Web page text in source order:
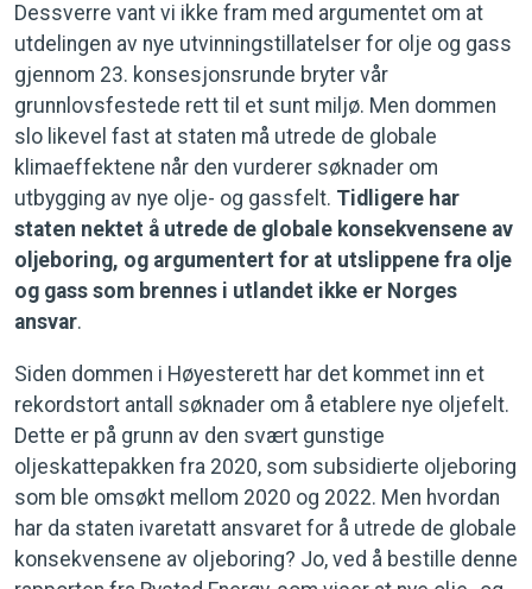
Dessverre vant vi ikke fram med argumentet om at
utdelingen av nye utvinningstillatelser for olje og gass
gjennom 23. konsesjonsrunde bryter vår
grunnlovsfestede rett til et sunt miljø. Men dommen
slo likevel fast at staten må utrede de globale
klimaeffektene når den vurderer søknader om
utbygging av nye olje- og gassfelt. Tidligere har
staten nektet å utrede de globale konsekvensene av
oljeboring, og argumentert for at utslippene fra olje
og gass som brennes i utlandet ikke er Norges
ansvar.
Siden dommen i Høyesterett har det kommet inn et
rekordstort antall søknader om å etablere nye oljefelt.
Dette er på grunn av den svært gunstige
oljeskattepakken fra 2020, som subsidierte oljeboring
som ble omsøkt mellom 2020 og 2022. Men hvordan
har da staten ivaretatt ansvaret for å utrede de globale
konsekvensene av oljeboring? Jo, ved å bestille denne